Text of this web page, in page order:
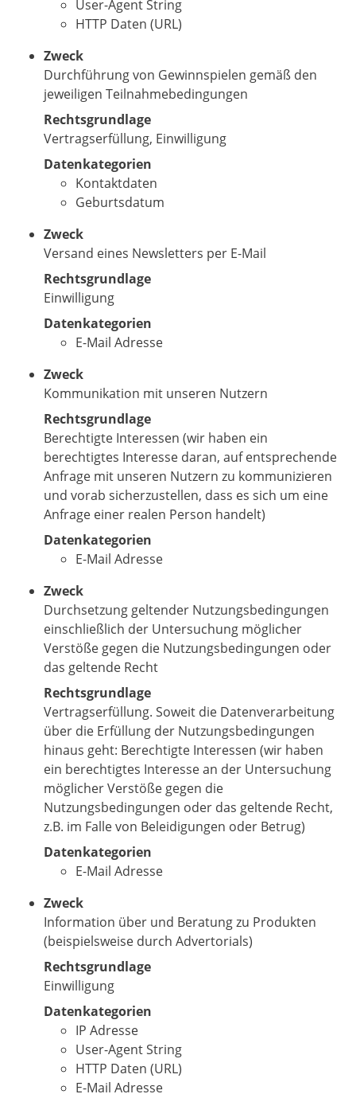
User-Agent String
HTTP Daten (URL)
Zweck
Durchführung von Gewinnspielen gemäß den
jeweiligen Teilnahmebedingungen
Rechtsgrundlage
Vertragserfüllung, Einwilligung
Datenkategorien
Kontaktdaten
Geburtsdatum
Zweck
Versand eines Newsletters per E-Mail
Rechtsgrundlage
Einwilligung
Datenkategorien
E-Mail Adresse
Zweck
Kommunikation mit unseren Nutzern
Rechtsgrundlage
Berechtigte Interessen (wir haben ein
berechtigtes Interesse daran, auf entsprechende
Anfrage mit unseren Nutzern zu kommunizieren
und vorab sicherzustellen, dass es sich um eine
Anfrage einer realen Person handelt)
Datenkategorien
E-Mail Adresse
Zweck
Durchsetzung geltender Nutzungsbedingungen
einschließlich der Untersuchung möglicher
Verstöße gegen die Nutzungsbedingungen oder
das geltende Recht
Rechtsgrundlage
Vertragserfüllung. Soweit die Datenverarbeitung
über die Erfüllung der Nutzungsbedingungen
hinaus geht: Berechtigte Interessen (wir haben
ein berechtigtes Interesse an der Untersuchung
möglicher Verstöße gegen die
Nutzungsbedingungen oder das geltende Recht,
z.B. im Falle von Beleidigungen oder Betrug)
Datenkategorien
E-Mail Adresse
Zweck
Information über und Beratung zu Produkten
(beispielsweise durch Advertorials)
Rechtsgrundlage
Einwilligung
Datenkategorien
IP Adresse
User-Agent String
HTTP Daten (URL)
E-Mail Adresse